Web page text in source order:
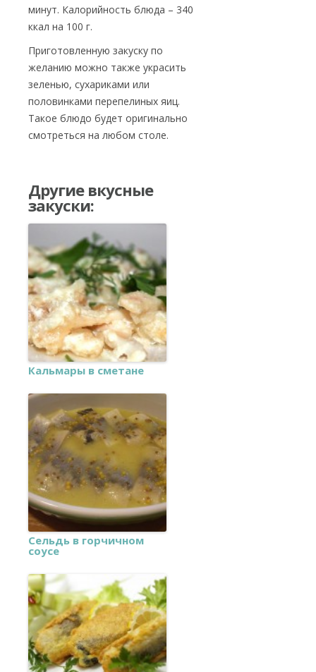
минут. Калорийность блюда – 340
ккал на 100 г.
Приготовленную закуску по
желанию можно также украсить
зеленью, сухариками или
половинками перепелиных яиц.
Такое блюдо будет оригинально
смотреться на любом столе.
Другие вкусные
закуски:
Кальмары в сметане
Сельдь в горчичном
соусе